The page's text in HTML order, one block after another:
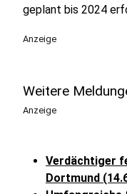
geplant bis 2024
Anzeige
Weitere
Anzeige
Verdächtiger
Dortmund